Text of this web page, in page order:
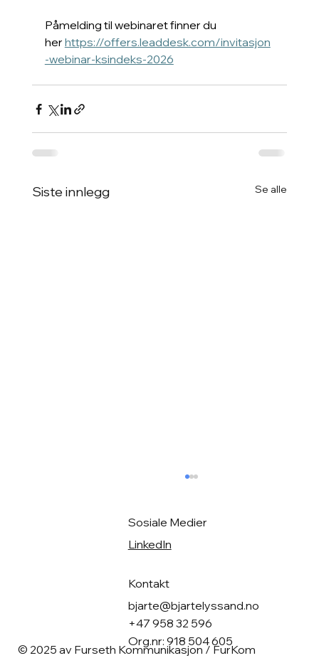
Påmelding til webinaret finner du
her https://offers.leaddesk.com/invitasjon
-webinar-ksindeks-2026
Siste innlegg Se alle
Sosiale Medier
LinkedIn
Kontakt
bjarte@bjartelyssand.no
+47 958 32 596
Org.nr: 918 504 605
© 2025 av Furseth Kommunikasjon / FurKom